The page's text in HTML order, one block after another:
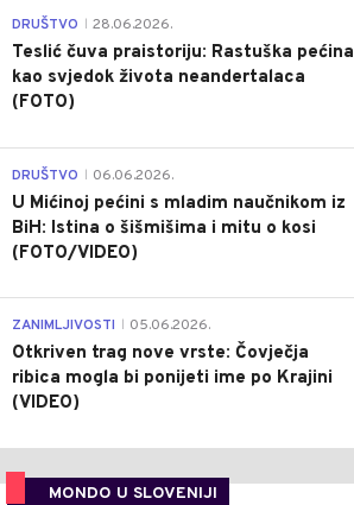
DRUŠTVO 28.06.2026.
Teslić čuva praistoriju: Rastuška pećina
kao svjedok života neandertalaca
(FOTO)
DRUŠTVO 06.06.2026.
U Mićinoj pećini s mladim naučnikom iz
BiH: Istina o šišmišima i mitu o kosi
(FOTO/VIDEO)
ZANIMLJIVOSTI 05.06.2026.
Otkriven trag nove vrste: Čovječja
ribica mogla bi ponijeti ime po Krajini
(VIDEO)
MONDO U SLOVENIJI